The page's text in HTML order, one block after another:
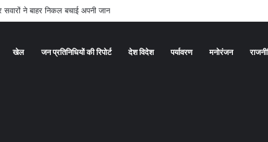
ने बाहर निकल बचाई अपनी जान
खेल जन प्रतिनिधियों की रिपोर्ट देश विदेश पर्यावरण मनोरंजन